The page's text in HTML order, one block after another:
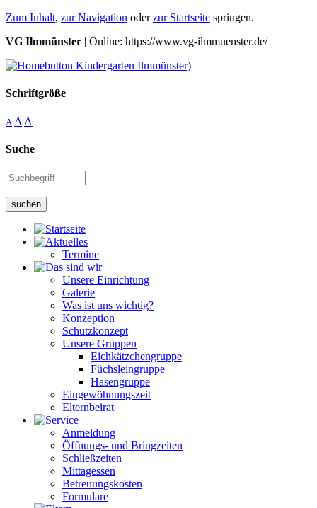
Zum Inhalt, zur Navigation oderzur Startseite springen.
VG Ilmmünster | Online: https://www.vg-ilmmuenster.de/
Schriftgröße
A A A
Suche
suchen
Termine
Unsere Einrichtung
Galerie
Was ist uns wichtig?
Konzeption
Schutzkonzept
Unsere Gruppen
Eichkätzchengruppe
Füchsleingruppe
Hasengruppe
Eingewöhnungszeit
Elternbeirat
Anmeldung
Öffnungs- und Bringzeiten
Schließzeiten
Mittagessen
Betreuungskosten
Formulare